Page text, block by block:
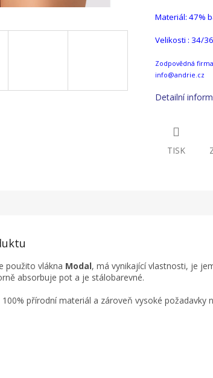
Materiál: 47%
Velikosti : 34/
Zodpovědná
info@andrie.cz
Detailní
TISK
použito vlákna Modal, má vynikající vlastnosti, je
absorbuje pot a je stálobarevné.
přírodní materiál a zároveň vysoké požadavky